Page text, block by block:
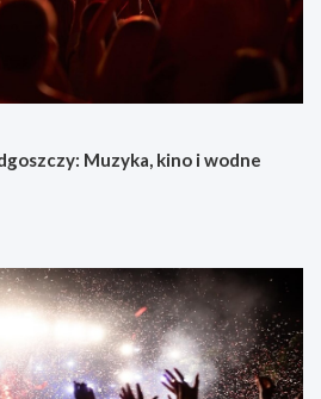
Muzyka, kino i wodne